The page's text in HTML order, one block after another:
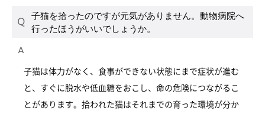
子猫を拾ったのですが元気がありません。動物病院へ
行ったほうがいいでしょうか。
子猫は体力がなく、食事ができない状態にまで症状が進む
と、すぐに脱水や低血糖をおこし、命の危険につながるこ
とがあります。拾われた猫はそれまでの育った環境が分か